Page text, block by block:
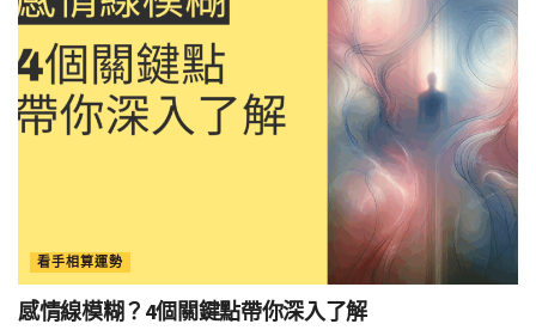
看手相算運勢
感情線模糊？4個關鍵點帶你深入了解